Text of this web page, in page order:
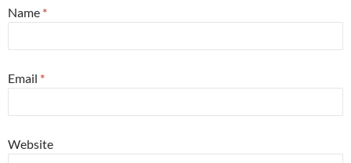
Name *
Email *
Website